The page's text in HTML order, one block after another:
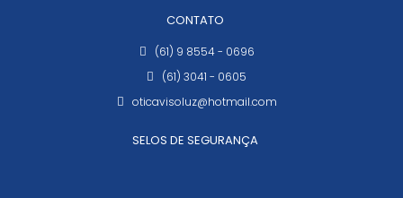
CONTATO
(61) 9 8554 - 0696
(61) 3041 - 0605
oticavisoluz@hotmail.com
SELOS DE SEGURANÇA